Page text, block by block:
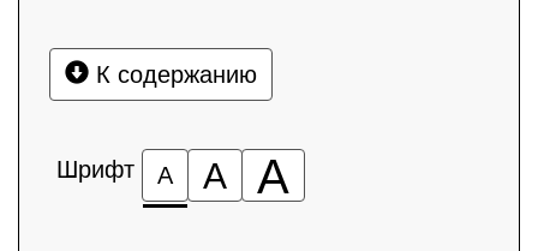
К содержанию
Шрифт А А А